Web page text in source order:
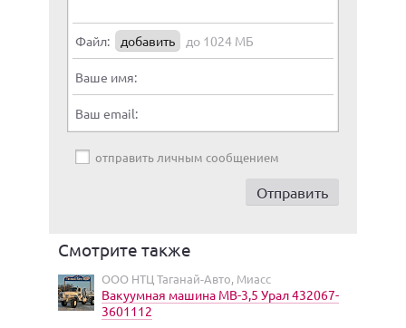
Файл: добавить до 1024 МБ
Ваше имя:
Ваш email:
отправить личным сообщением
Смотрите также
ООО НТЦ Таганай-Авто, Миасс
Вакуумная машина МВ-3,5 Урал 432067-
3601112